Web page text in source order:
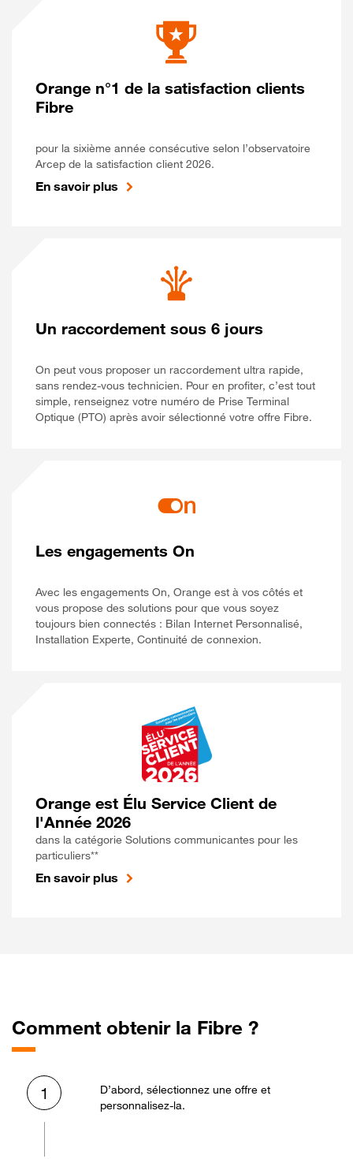
Orange n°1 de la satisfaction clients
Fibre
pour la sixième année consécutive selon l’observatoire
Arcep de la satisfaction client 2026.
En savoir plus
Un raccordement sous 6 jours
On peut vous proposer un raccordement ultra rapide,
sans rendez-vous technicien. Pour en profiter, c’est tout
simple, renseignez votre numéro de Prise Terminal
Optique (PTO) après avoir sélectionné votre offre Fibre.
Les engagements On
Avec les engagements On, Orange est à vos côtés et
vous propose des solutions pour que vous soyez
toujours bien connectés : Bilan Internet Personnalisé,
Installation Experte, Continuité de connexion.
Orange est Élu Service Client de
l'Année 2026
dans la catégorie Solutions communicantes pour les
particuliers**
En savoir plus
Comment obtenir la Fibre ?
1
D’abord, sélectionnez une offre et
personnalisez-la.